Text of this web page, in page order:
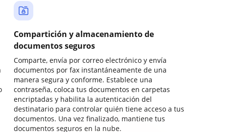
Compartición y almacenamiento de
documentos seguros
Comparte, envía por correo electrónico y envía
documentos por fax instantáneamente de una
manera segura y conforme. Establece una
contraseña, coloca tus documentos en carpetas
encriptadas y habilita la autenticación del
destinatario para controlar quién tiene acceso a tus
documentos. Una vez finalizado, mantiene tus
documentos seguros en la nube.